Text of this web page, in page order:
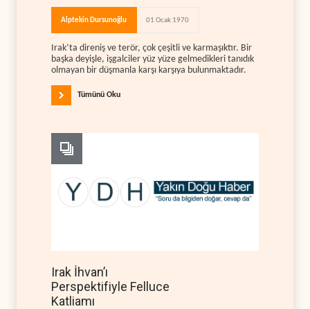
Alptekin Dursunoğlu 01 Ocak 1970
Irak’ta direniş ve terör, çok çeşitli ve karmaşıktır. Bir
başka deyişle, işgalciler yüz yüze gelmedikleri tanıdık
olmayan bir düşmanla karşı karşıya bulunmaktadır.
Tümünü Oku
Irak İhvan’ı
Perspektifiyle Felluce
Katliamı